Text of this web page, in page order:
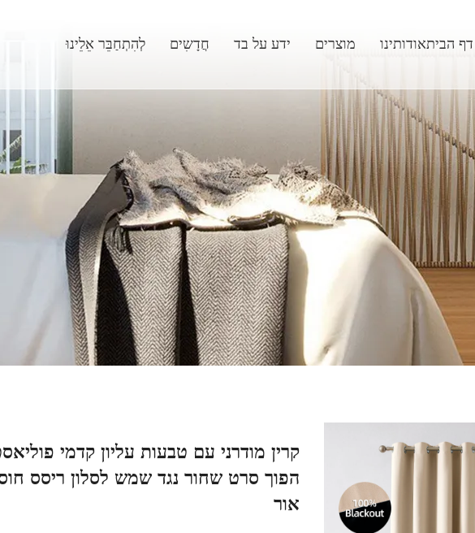
דף הביתאודותינו מוצרים ידע על בד חֲדָשִים לְהִתְחַבֵּר אֵלֵינוּ
קרין מודרני עם טבעות עליון קדמי
הפוך סרט שחור נגד שמש לסלון ריסס
אור